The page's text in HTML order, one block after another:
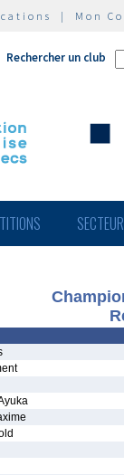
| Mon
Rechercher un club